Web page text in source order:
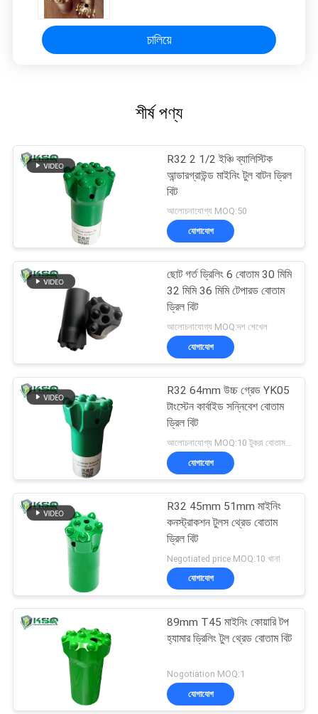
চালিয়ে
শীর্ষ পণ্য
R32 2 1/2 ইঞ্চি ব্যালিস্টিক
আন্ডারগ্রাউন্ড মাইনিং টুল বাটন ড্রিল
বিট
আলোচনাযোগ্য MOQ:50
যোগাযোগ
ছোট গর্ত ড্রিলিং 6 বোতাম 30 মিমি
32 মিমি 36 মিমি টেপারড বোতাম
ড্রিল বিট
আলোচনাযোগ্য MOQ:দশ শেখেল
যোগাযোগ
R32 64mm উচ্চ গ্রেড YK05
টাংস্টেন কার্বাইড সন্নিবেশ বোতাম
ড্রিল বিট
যোগাযোগ
R32 45mm 51mm মাইনিং
কনস্ট্রাকশন টুলস থ্রেড বোতাম
ড্রিল বিট
Negotiated price MOQ:10 খানা
যোগাযোগ
89mm T45 মাইনিং কোয়ারি টপ
হ্যামার ড্রিলিং টুল থ্রেড বোতাম বিট
Nogotiation MOQ:1
যোগাযোগ